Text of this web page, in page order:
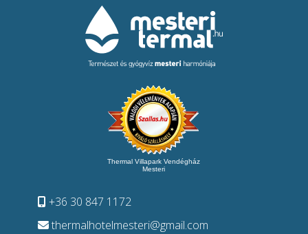
Thermal Villapark Vendégház
Mesteri
+36 30 847 1172
thermalhotelmesteri@gmail.com